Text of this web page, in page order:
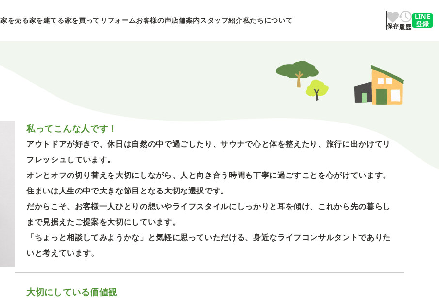
家を売る家を建てる家を買ってリフォームお客様の声店舗案内スタッフ紹介私たちについて
保存履歴
LINE
登録
私ってこんな人です！
アウトドアが好きで、休日は自然の中で過ごしたり、サウナで心と体を整えたり、旅行に出かけてリ
フレッシュしています。
オンとオフの切り替えを大切にしながら、人と向き合う時間も丁寧に過ごすことを心がけています。
住まいは人生の中で大きな節目となる大切な選択です。
だからこそ、お客様一人ひとりの想いやライフスタイルにしっかりと耳を傾け、これから先の暮らし
まで見据えたご提案を大切にしています。
「ちょっと相談してみようかな」と気軽に思っていただける、身近なライフコンサルタントでありた
いと考えています。
大切にしている価値観